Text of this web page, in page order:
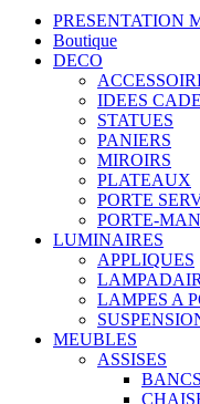
PRESENTATION
Boutique
DECO
IDEES
STATUES
PANIERS
MIROIRS
PLATEAUX
PORTE
PORTE-
LUMINAIRES
APPLIQUES
LAMPES A
MEUBLES
ASSISES
BANCS